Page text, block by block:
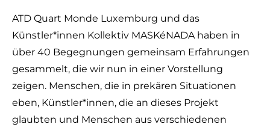
ATD Quart Monde Luxemburg und das
Künstler*innen Kollektiv MASKéNADA haben in
über 40 Begegnungen gemeinsam Erfahrungen
gesammelt, die wir nun in einer Vorstellung
zeigen. Menschen, die in prekären Situationen
eben, Künstler*innen, die an dieses Projekt
glaubten und Menschen aus verschiedenen